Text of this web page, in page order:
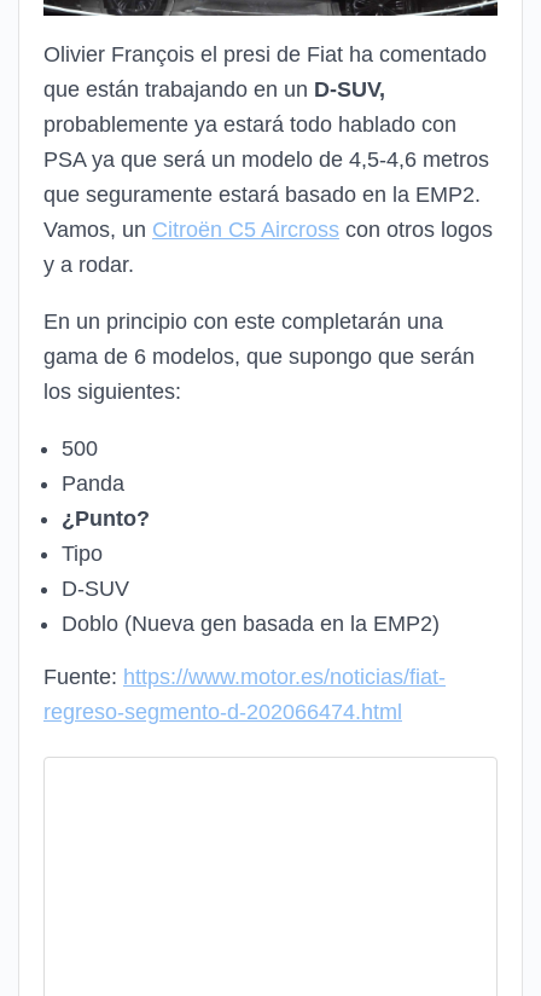
Olivier François el presi de Fiat ha comentado
que están trabajando en un D-SUV,
probablemente ya estará todo hablado con
PSA ya que será un modelo de 4,5-4,6 metros
que seguramente estará basado en la EMP2.
Vamos, un Citroën C5 Aircross con otros logos
y a rodar.
En un principio con este completarán una
gama de 6 modelos, que supongo que serán
los siguientes:
500
Panda
¿Punto?
Tipo
D-SUV
Doblo (Nueva gen basada en la EMP2)
Fuente: https://www.motor.es/noticias/fiat-
regreso-segmento-d-202066474.html